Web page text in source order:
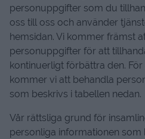
personuppgifter som du
oss till oss och använder
hemsidan. Vi kommer främst
personuppgifter för att
kontinuerligt förbättra den.
kommer vi att behandla
som beskrivs i tabellen nedan.
Vår rättsliga grund för
personliga informationen